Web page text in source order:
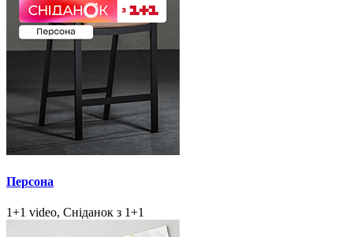
Персона
1+1 video, Сніданок з 1+1